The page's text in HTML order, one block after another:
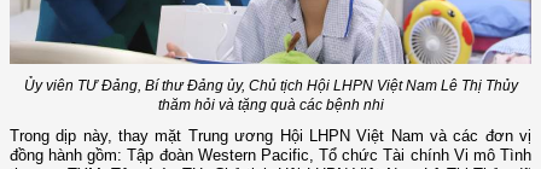
Ủy viên TƯ Đảng, Bí thư Đảng ủy, Chủ tịch Hội LHPN Việt Nam Lê Thị Thủy
thăm hỏi và tặng quà các bệnh nhi
Trong dịp này, thay mặt Trung ương Hội LHPN Việt Nam và các đơn vị
đồng hành gồm: Tập đoàn Western Pacific, Tổ chức Tài chính Vi mô Tình